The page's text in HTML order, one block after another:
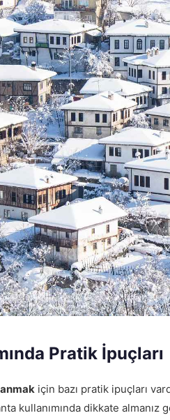
Pratik İpuçları
için bazı pratik ipuçları
kullanımında dikkate almanız